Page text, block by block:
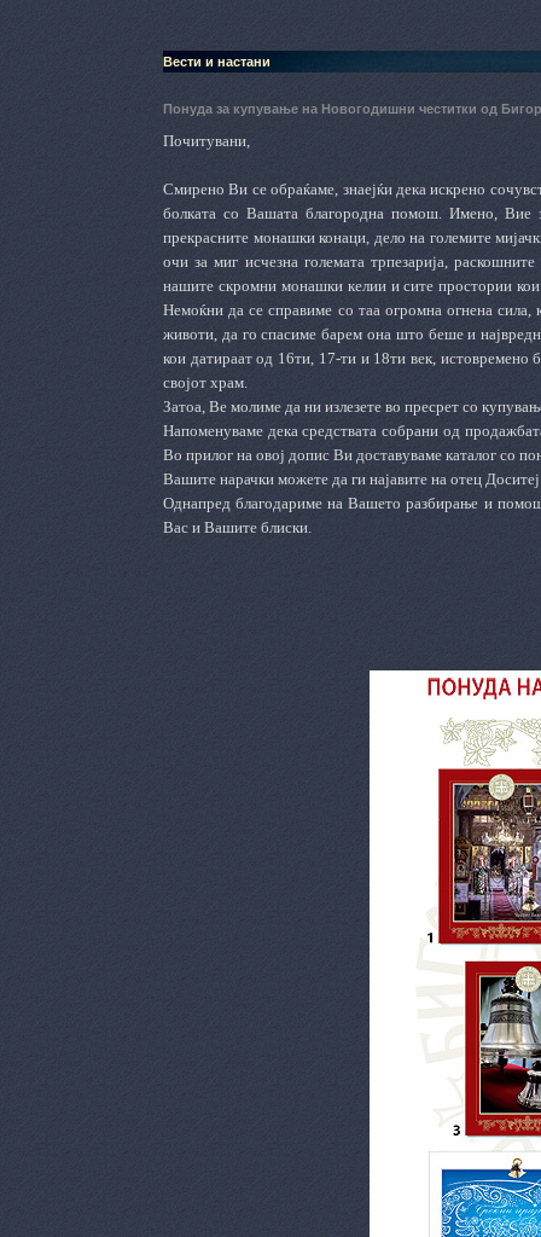
Вести и настани
Понуда за купување на Новогодишни честитки од
Почитувани,
Смирено Ви се обраќаме, знаејќи дека искрено
болката со Вашата благородна помош. Имено, Вие
прекрасните монашки конаци, дело на големите
очи за миг исчезна големата трпезарија,
нашите скромни монашки келии и сите простории
Немоќни да се справиме со таа огромна огнена сила,
животи, да го спасиме барем она што беше и
кои датираат од 16ти, 17-ти и 18ти век, истовремено
својот храм.
Затоа, Ве молиме да ни излезете во пресрет со
Напоменуваме дека средствата собрани од
Во прилог на овој допис Ви доставуваме каталог со
Вашите нарачки можете да ги најавите на отец
Однапред благодариме на Вашето разбирање и
Вас и Вашите блиски.